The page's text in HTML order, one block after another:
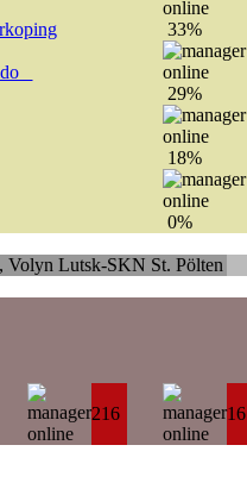
33%
29%
18%
0%
SKN St. Pölten
216 16